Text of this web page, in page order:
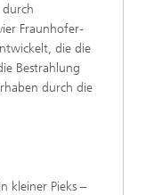
Fraunhofer-
die die
Bestrahlung
durch die
kleiner Pieks –